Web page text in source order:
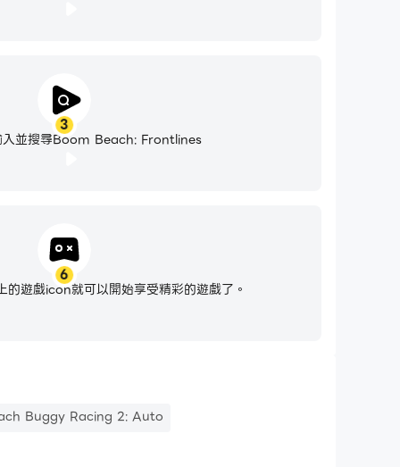
3
入並搜尋Boom Beach: Frontlines
6
的遊戲icon就可以開始享受精彩的遊戲了。
Buggy Racing 2: Auto